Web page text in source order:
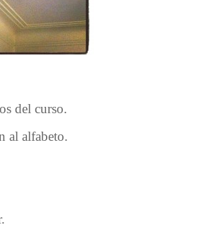
del curso.
al alfabeto.